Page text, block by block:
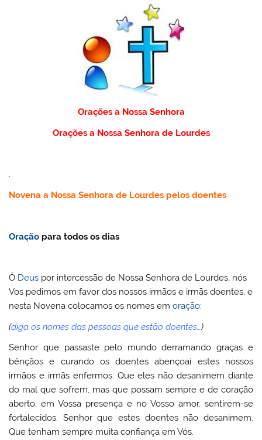
Orações a Nossa Senhora
Orações a Nossa Senhora de Lourdes
.
Novena a Nossa Senhora de Lourdes pelos doentes
Oração para todos os dias
Ó Deus por intercessão de Nossa Senhora de Lourdes, nós
Vos pedimos em favor dos nossos irmãos e irmãs doentes, e
nesta Novena colocamos os nomes emoração:
(diga os nomes das pessoas que estão doentes…)
Senhor que passaste pelo mundo derramando graças e
bênçãos e curando os doentes abençoai estes nossos
irmãos e irmãs enfermos. Que eles não desanimem diante
do mal que sofrem, mas que possam sempre e de coração
aberto, em Vossa presença e no Vosso amor, sentirem-se
fortalecidos. Senhor que estes doentes não desanimem.
Que tenham sempre muita confiança em Vós.